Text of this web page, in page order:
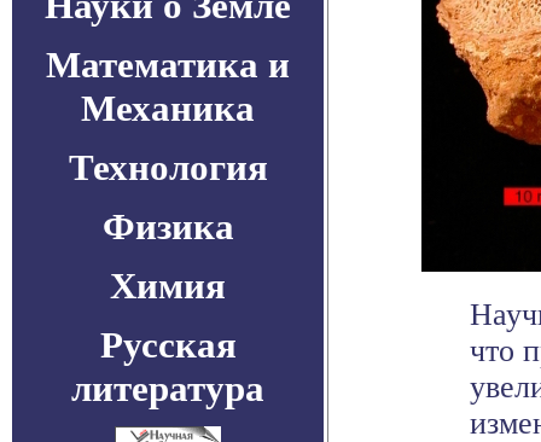
Математика и
Механика
Технология
Физика
Химия
Русская
литература
что